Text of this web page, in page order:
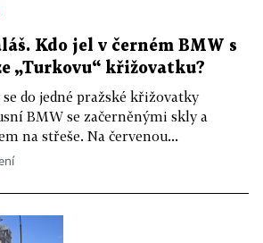
Kdo jel v černém BMW s
„Turkovu“ křižovatku?
do jedné pražské křižovatky
BMW se začerněnými skly a
na střeše. Na červenou...